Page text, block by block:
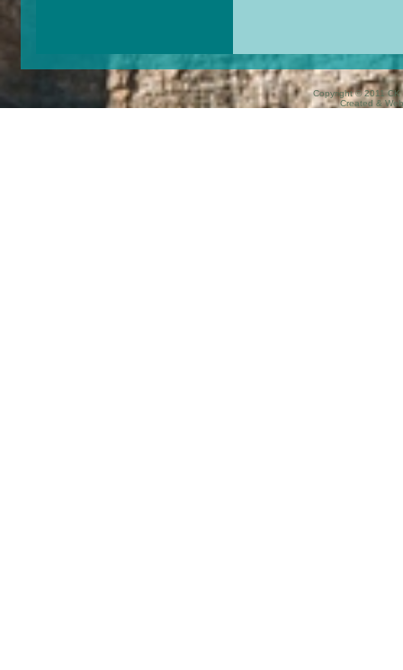
Copyright © 2011 CK
Created &